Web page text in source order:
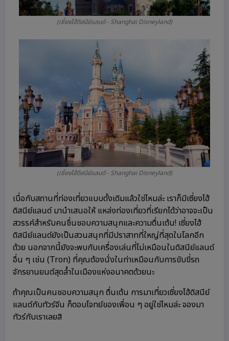
(เซี่ยงไฮ้ดิสนีย์แลนด์ - Shanghai Disneyland)
(เซี่ยงไฮ้ดิสนีย์แลนด์ - Shanghai Disneyland)
เบื่อกับสถานที่ท่องเที่ยวแบบดั้งเดิมแล้วใช่ไหมล่ะ เราก็มีเซี่ยงไฮ้
ดิสนีย์แลนด์ มานำเสนอให้ แหล่งท่องเที่ยวที่เรียกได้ว่าอาจจะเป็น
สวรรค์สำหรับคนชื่นชอบความสนุกและความตื่นเต้น! เซี่ยงไฮ้
ดิสนีย์แลนด์ยังเป็นสวนสนุกที่มีปราสาทที่ใหญ่ที่สุดในโลกอีก
ด้วย นอกจากนี้ยังจะพบกับเครื่องเล่นที่ไม่เหมือนในดิสนีย์แลนด์
อื่น ๆ เช่น (Tron) ที่คุณต้องนั่งในท่าเหมือนกับการขับขี่รถ
จักรยานยนต์สุดล้ำในเมืองแห่งอนาคตด้วยนะ
ถ้าคุณเป็นคนชอบความสนุก ตื่นเต้น การมาเที่ยวเซี่ยงไฮ้ดิสนีย์
แลนด์กับทัวร์จีน ก็ตอบโจทย์ของเพื่อน ๆ อยู่ใช่ไหมล่ะ จองมา
ทัวร์กับเราเลยสิ